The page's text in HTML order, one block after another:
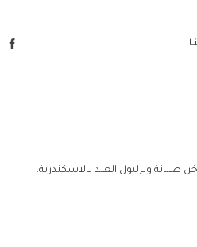
صيانة ويرلبول العبد بالاسكندرية.